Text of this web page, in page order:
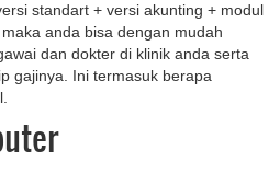
standart + versi akunting + modul
anda bisa dengan mudah
dan dokter di klinik anda serta
gajinya. Ini termasuk berapa